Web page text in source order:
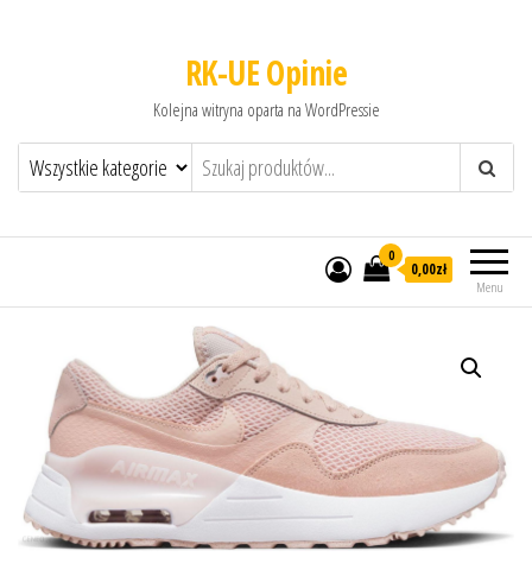
RK-UE Opinie
Kolejna witryna oparta na WordPressie
Menu
0
0,00zł